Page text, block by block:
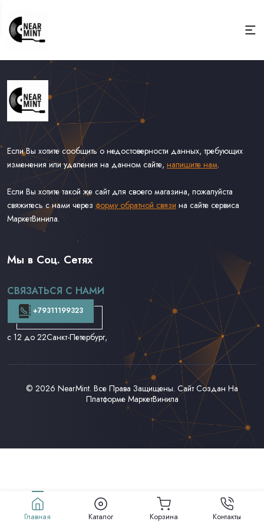
Если Вы хотите сообщить о недостоверности данных, требующих
изменения или удаления на данном сайте, напишите нам.
Если Вы хотите такой же сайт для своего магазина, пожалуйста
свяжитесь с нами через форму обратной связи на сайте сервиса
МаркетВинила.
Виниловые Пластинки
Доставка и Оплата
Контакты
Мы в Соц. Сетях
СВЯЗАТЬСЯ С НАМИ
+79311199323
с 12 до 22Санкт-Петербург,
© 2026 NearMint. Все Права Защищены. Сайт Создан На
Платформе МаркетВинила
Главная Каталог Корзина Контакты